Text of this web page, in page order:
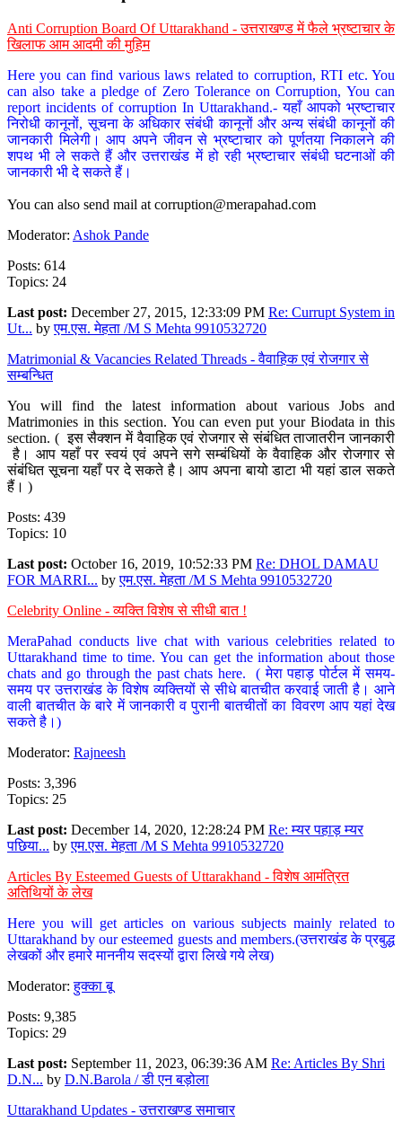
Anti Corruption Board Of Uttarakhand - उत्तराखण्ड में फैले भ्रष्टाचार के
खिलाफ आम आदमी की मुहिम
Here you can find various laws related to corruption, RTI etc. You
can also take a pledge of Zero Tolerance on Corruption, You can
report incidents of corruption In Uttarakhand.- यहाँ आपको भ्रष्टाचार
निरोधी कानूनों, सूचना के अधिकार संबंधी कानूनों और अन्य संबंधी कानूनों की
जानकारी मिलेगी। आप अपने जीवन से भ्रष्टाचार को पूर्णतया निकालने की
शपथ भी ले सकते हैं और उत्तराखंड में हो रही भ्रष्टाचार संबंधी घटनाओं की
जानकारी भी दे सकते हैं।
You can also send mail at corruption@merapahad.com
Moderator: Ashok Pande
Posts: 614
Topics: 24
Last post: December 27, 2015, 12:33:09 PM Re: Currupt System in
Ut... byएम.एस. मेहता /M S Mehta 9910532720
Matrimonial & Vacancies Related Threads - वैवाहिक एवं रोजगार से
सम्बन्धित
You will find the latest information about various Jobs and
Matrimonies in this section. You can even put your Biodata in this
section. ( इस सैक्शन में वैवाहिक एवं रोजगार से संबंधित ताजातरीन जानकारी
है। आप यहाँ पर स्वयं एवं अपने सगे सम्बंधियों के वैवाहिक और रोजगार से
संबंधित सूचना यहाँ पर दे सकते है। आप अपना बायो डाटा भी यहां डाल सकते
हैं। )
Posts: 439
Topics: 10
Last post: October 16, 2019, 10:52:33 PM Re: DHOL DAMAU
FOR MARRI... byएम.एस. मेहता /M S Mehta 9910532720
Celebrity Online - व्यक्ति विशेष से सीधी बात !
MeraPahad conducts live chat with various celebrities related to
Uttarakhand time to time. You can get the information about those
chats and go through the past chats here. ( मेरा पहाड़ पोर्टल में समय-
समय पर उत्तराखंड के विशेष व्यक्तियों से सीधे बातचीत करवाई जाती है। आने
वाली बातचीत के बारे में जानकारी व पुरानी बातचीतों का विवरण आप यहां देख
सकते है।)
Moderator: Rajneesh
Posts: 3,396
Topics: 25
Last post: December 14, 2020, 12:28:24 PM Re: म्यर पहाड़ म्यर
पछिया... byएम.एस. मेहता /M S Mehta 9910532720
Articles By Esteemed Guests of Uttarakhand - विशेष आमंत्रित
अतिथियों के लेख
Here you will get articles on various subjects mainly related to
Uttarakhand by our esteemed guests and members.(उत्तराखंड के प्रबुद्ध
लेखकों और हमारे माननीय सदस्यों द्वारा लिखे गये लेख)
Moderator:हुक्का बू
Posts: 9,385
Topics: 29
Last post: September 11, 2023, 06:39:36 AM Re: Articles By Shri
D.N... by D.N.Barola / डी एन बड़ोला
Uttarakhand Updates - उत्तराखण्ड समाचार